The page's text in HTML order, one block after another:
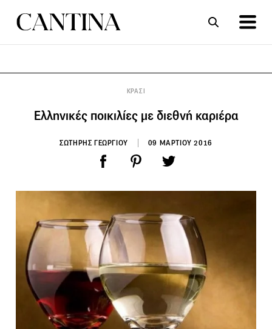
ΚΡΑΣΙ
Ελληνικές ποικιλίες με διεθνή καριέρα
ΣΩΤΗΡΗΣ ΓΕΩΡΓΙΟΥ 09 ΜΑΡΤΙΟΥ 2016